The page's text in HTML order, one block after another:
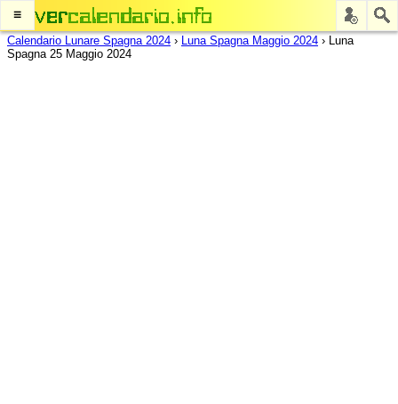
≡
Calendario Lunare Spagna 2024 › Luna Spagna Maggio 2024 › Luna
Spagna 25 Maggio 2024